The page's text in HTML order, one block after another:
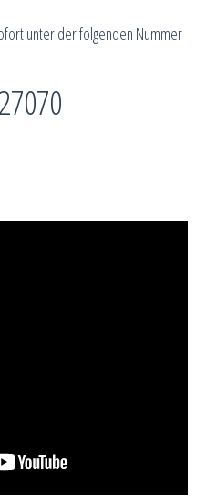
unter der folgenden Nummer